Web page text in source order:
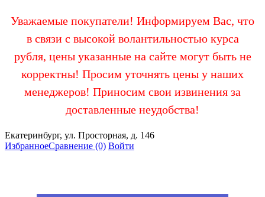
Уважаемые покупатели! Информируем Вас, что
в связи с высокой волантильностью курса
рубля, цены указанные на сайте могут быть не
корректны! Просим уточнять цены у наших
менеджеров! Приносим свои извинения за
доставленные неудобства!
Екатеринбург, ул. Просторная, д. 146
ИзбранноеСравнение (0) Войти